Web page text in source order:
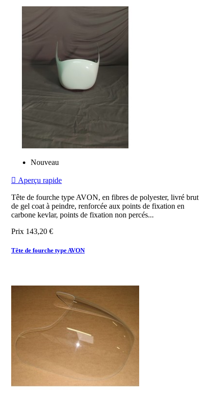
Nouveau
 Aperçu rapide
Tête de fourche type AVON, en fibres de polyester, livré brut
de gel coat à peindre, renforcée aux points de fixation en
carbone kevlar, points de fixation non percés...
Prix 143,20 €
Tête de fourche type AVON